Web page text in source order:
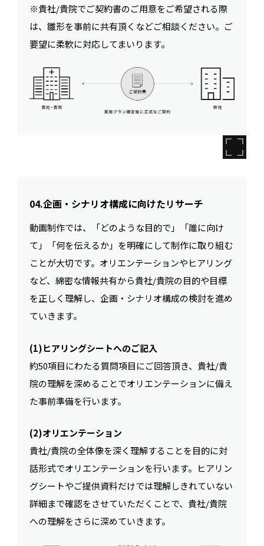
※貴社/貴院でご契約書のご用意をご希望される際
は、雛形を事前に共有頂くなどご相談ください。ご
要望に柔軟に対応してまいります。
04.企画・シナリオ構成に向けたリサーチ
動画制作では、「どのような目的で」「誰に向け
て」「何を伝えるか」を明確にして制作に取り組む
ことが大切です。オリエンテーションやヒアリング
など、綿密な情報共有から貴社/貴院の目的や目標
を正しく理解し、企画・シナリオ構成の検討を進め
ていきます。
(1)ヒアリングシートへのご記入
約50項目にわたる質問項目にご回答頂き、貴社/貴
院の理解を深めることでオリエンテーションに備え
た事前準備を行います。
(2)オリエンテーション
貴社/貴院の全体像を深く理解することを目的に対
話形式でオリエンテーションを行います。ヒアリン
グシートやご提供資料だけでは理解しきれていない
詳細まで確認をさせていただくことで、貴社/貴院
への理解をさらに深めていきます。